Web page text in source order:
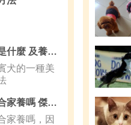
泰迪狗狗尴尬期是什麼 及養護常識
犬的一種美
傑克羅素梗犬適合家養嗎 傑克羅素梗犬好養嗎
家養嗎，因